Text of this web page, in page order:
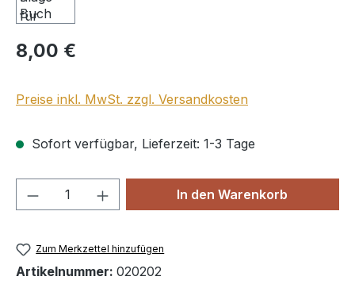
Regulärer Preis:
8,00 €
Preise inkl. MwSt. zzgl. Versandkosten
Sofort verfügbar, Lieferzeit: 1-3 Tage
Produkt Anzahl: Gib denIn den Warenkorb
Zum Merkzettel hinzufügen
Artikelnummer: 020202